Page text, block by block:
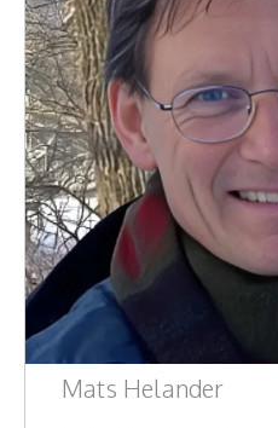
Workshopledare, facilitator
Radio och TV-profiler
Underhållning och event
Event
Humoristiska föredrag
Ljus och belysning
Komiker
Konst
Mats Helander